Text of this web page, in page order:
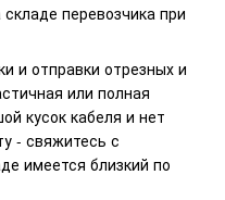
перевозчика при
и отправки отрезных и
или полная
кусок кабеля и нет
- свяжитесь с
имеется близкий по